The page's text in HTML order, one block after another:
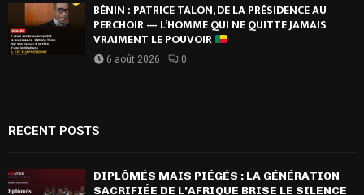
BÉNIN : PATRICE TALON, DE LA PRÉSIDENCE AU
PERCHOIR — L’HOMME QUI NE QUITTE JAMAIS
VRAIMENT LE POUVOIR
6 août 2026 0
RECENT POSTS
DIPLÔMÉS MAIS PIÉGÉS : LA GÉNÉRATION
SACRIFIÉE DE L’AFRIQUE BRISE LE SILENCE